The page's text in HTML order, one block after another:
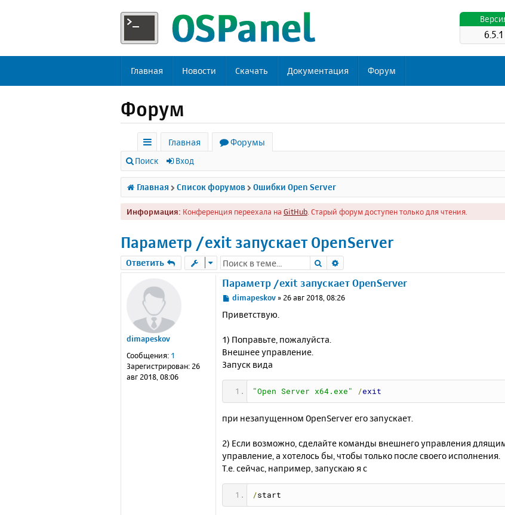
6.5.1
Главная Новости Скачать Документация Форум
Форум
с
ы
л
к
Главная
Форумы
Поиск Вход
Главная Список форумов Ошибки Open Server
Информация: Конференция переехала на GitHub . Старый форум доступен только для чтения.
Параметр /exit запускает OpenServer
Ответить Поиск
dimapeskov
Сообщения: 1
Зарегистрирован: 26
авг 2018, 08:06
Параметр /exit запускает OpenServer
С
о
щ
е
н
е
dimapeskov » 26 авг 2018, 08:26
Приветствую.
1) Поправьте, пожалуйста.
Внешнее управление.
Запуск вида
"Open Server x64.exe" /exit
при незапущенном OpenServer его запускает.
2) Если возможно, сделайте команды внешнего управления
управление, а хотелось бы, чтобы только после своего исполнения.
Т.е. сейчас, например, запускаю я с
/start